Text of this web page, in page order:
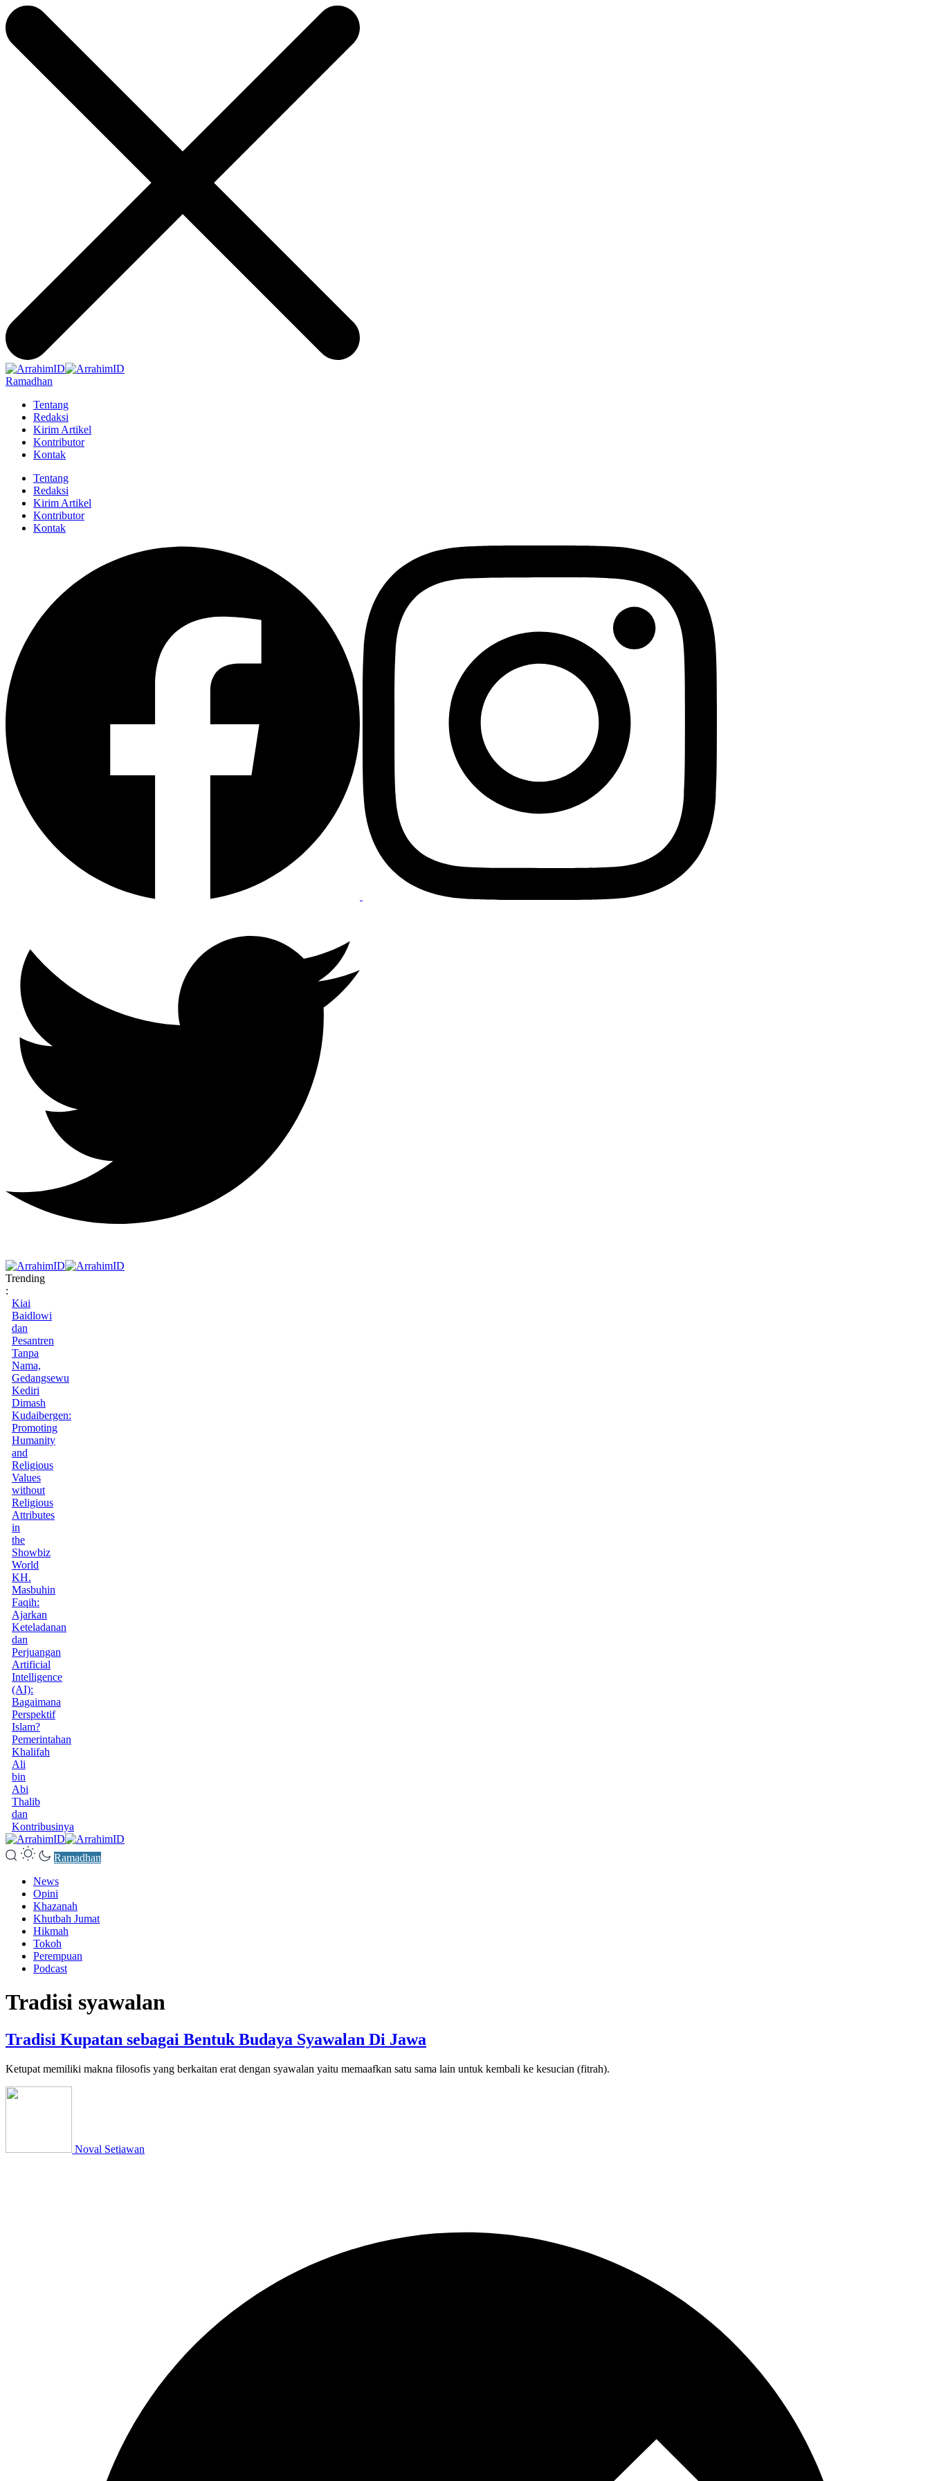
Ramadhan
Tentang
Redaksi
Kirim Artikel
Kontributor
Kontak
Tentang
Redaksi
Kirim Artikel
Kontributor
Kontak
Trending
:
Kiai
Baidlowi
dan
Pesantren
Tanpa
Nama,
Gedangsewu
Kediri
Dimash
Kudaibergen:
Promoting
Humanity
and
Religious
Values
without
Religious
Attributes
in
the
Showbiz
World
KH.
Masbuhin
Faqih:
Ajarkan
Keteladanan
dan
Perjuangan
Artificial
Intelligence
(AI):
Bagaimana
Perspektif
Islam?
Pemerintahan
Khalifah
Ali
bin
Abi
Thalib
dan
Kontribusinya
Ramadhan
News
Opini
Khazanah
Khutbah Jumat
Hikmah
Tokoh
Perempuan
Podcast
Tradisi syawalan
Tradisi Kupatan sebagai Bentuk Budaya Syawalan Di Jawa
Ketupat memiliki makna filosofis yang berkaitan erat dengan syawalan yaitu memaafkan satu sama lain untuk kembali ke kesucian (fitrah).
Noval Setiawan